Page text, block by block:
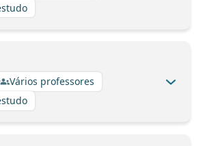
Vários professores